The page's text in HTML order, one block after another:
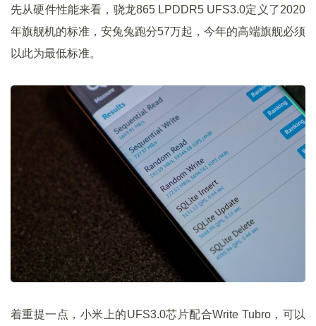
先从硬件性能来看，骁龙865 LPDDR5 UFS3.0定义了2020
年旗舰机的标准，安兔兔跑分57万起，今年的高端旗舰必须
以此为最低标准。
着重提一点，小米上的UFS3.0芯片配合Write Tubro，可以